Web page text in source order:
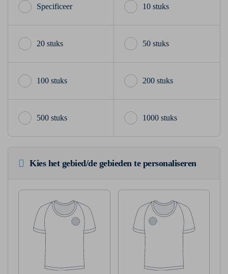
10 stuks
20 stuks 50 stuks
100 stuks 200 stuks
500 stuks 1000 stuks
Kies het gebied/de gebieden te personaliseren